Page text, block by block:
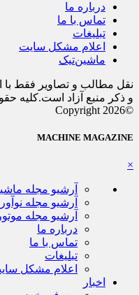
درباره ما
تماس با ما
تبلیغات
اعلام مشکل سایت
ماشین‌تیک
نقل مطالب و تصاویر فقط با
و ذکر منبع آزاد است.کلیه
©Copyright 2026
MACHINE MAGAZINE
×
آرشیو مجله
آرشیو مجله نوآور
آرشیو مجله موتور
درباره ما
تماس با ما
تبلیغات
اعلام مشکل
اخبار